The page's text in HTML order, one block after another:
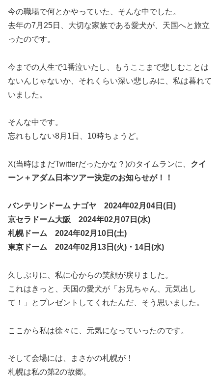
今の職場で何とかやっていた、そんな中でした。
去年の7月25日、大切な家族である愛犬が、天国へと旅立
ったのです。
今までの人生で1番泣いたし、もうここまで悲しむことは
ないんじゃないか、それくらい深い悲しみに、私は暮れて
いました。
そんな中です。
忘れもしない8月1日、10時ちょうど。
X(当時はまだTwitterだったかな？)のタイムランに、 クイ
ーン＋アダム日本ツアー決定のお知らせが！！
バンテリンドーム ナゴヤ 2024年02月04日(日)
京セラドーム大阪 2024年02月07日(水)
札幌ドーム 2024年02月10日(土)
東京ドーム 2024年02月13日(火)・14日(水)
久しぶりに、私に心からの笑顔が戻りました。
これはきっと、天国の愛犬が「お兄ちゃん、元気出し
て！」とプレゼントしてくれたんだ、そう思いました。
ここから私は徐々に、元気になっていったのです。
そして会場には、まさかの札幌が！
札幌は私の第2の故郷。